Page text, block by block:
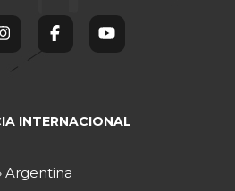
INTERNACIONAL
Argentina